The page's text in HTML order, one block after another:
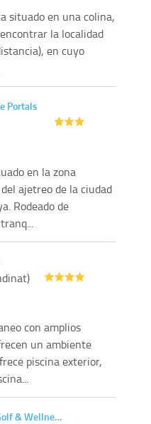
situado en una colina,
la localidad
en cuyo
Portals
en la zona
ajetreo de la ciudad
Rodeado de
con amplios
un ambiente
piscina exterior,
& Wellne…